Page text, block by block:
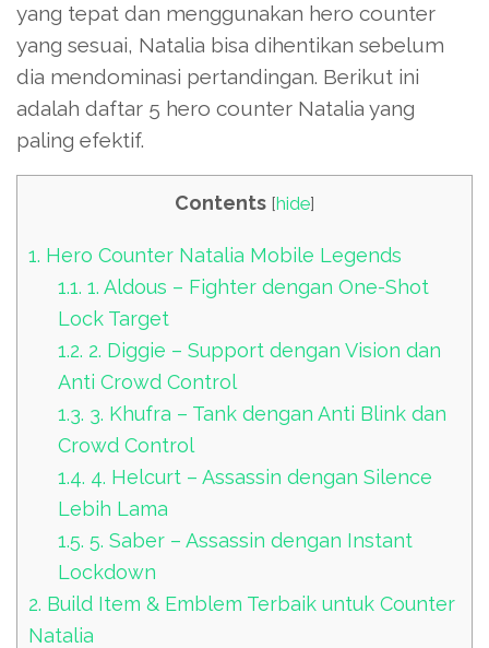
yang tepat dan menggunakan hero counter
yang sesuai, Natalia bisa dihentikan sebelum
dia mendominasi pertandingan. Berikut ini
adalah daftar 5 hero counter Natalia yang
paling efektif.
Contents [hide]
1. Hero Counter Natalia Mobile Legends
1.1. 1. Aldous – Fighter dengan One-Shot
Lock Target
1.2. 2. Diggie – Support dengan Vision dan
Anti Crowd Control
1.3. 3. Khufra – Tank dengan Anti Blink dan
Crowd Control
1.4. 4. Helcurt – Assassin dengan Silence
Lebih Lama
1.5. 5. Saber – Assassin dengan Instant
Lockdown
2. Build Item & Emblem Terbaik untuk Counter
Natalia